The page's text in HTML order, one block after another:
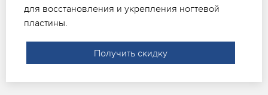
для восстановления и укрепления ногтевой
пластины.
Получить скидку